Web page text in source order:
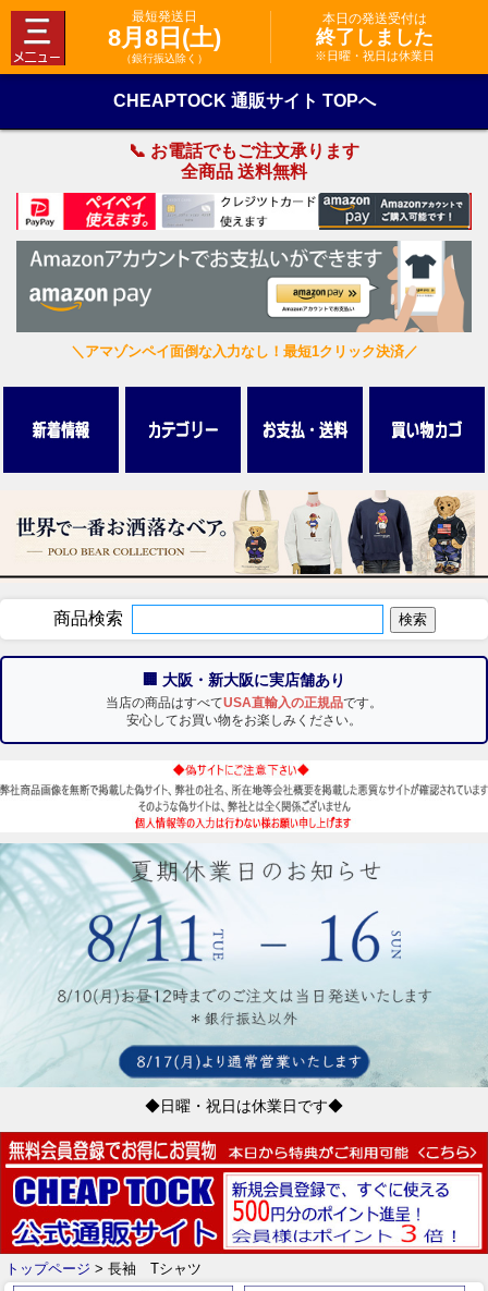
最短発送日
8月8日(土)
（銀行振込除く）
本日の発送受付は
終了しました
※日曜・祝日は休業日
CHEAPTOCK 通販サイト TOPへ
📞 お電話でもご注文承ります
全商品 送料無料
＼アマゾンペイ面倒な入力なし！最短1クリック決済／
商品検索
🏢 大阪・新大阪に実店舗あり
当店の商品はすべてUSA直輸入の正規品です。
安心してお買い物をお楽しみください。
◆日曜・祝日は休業日です◆
トップページ > 長袖 Tシャツ